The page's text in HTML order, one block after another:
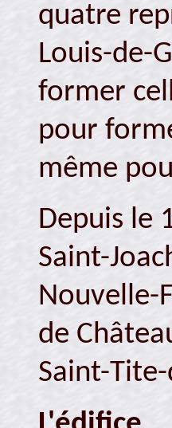
quatre
Louis-de-
former
pour
même
Depuis le
Saint-
Nouvelle-
de
Saint-Tite-